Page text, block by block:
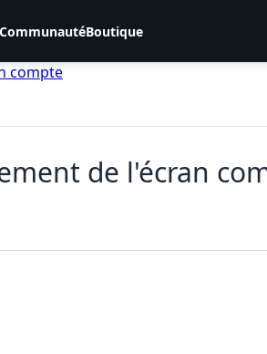
CommunautéBoutique
compte
de l'écran